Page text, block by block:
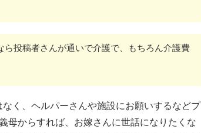
ら投稿者さんが通いで介護で、もちろん介護費
く、ヘルパーさんや施設にお願いするなどプ
母からすれば、お嫁さんに世話になりたくな